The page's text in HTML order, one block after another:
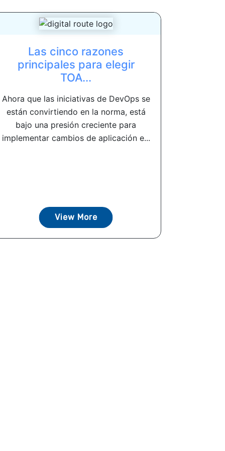
Las cinco razones
principales para elegir
TOA...
Ahora que las iniciativas de DevOps se
están convirtiendo en la norma, está
bajo una presión creciente para
implementar cambios de aplicación e...
View More